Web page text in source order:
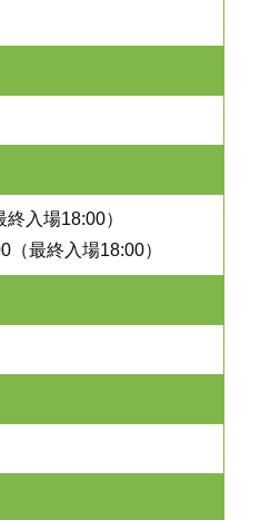
入場18:00）
（最終入場18:00）